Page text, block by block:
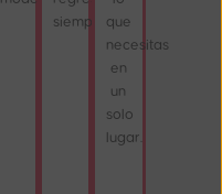
siempre.que
necesitas
en
un
solo
lugar.